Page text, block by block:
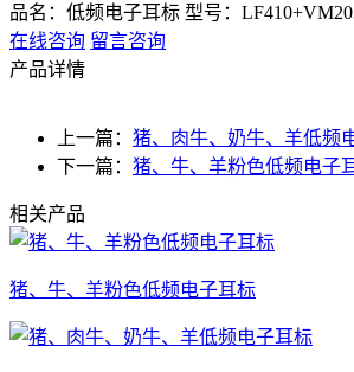
品名：低频电子耳标 型号：
在线咨询 留言咨询
产品详情
上一篇： 猪、肉牛、奶牛、羊低频
下一篇： 猪、牛、羊粉色低频电子
相关产品
猪、牛、羊粉色低频电子耳标